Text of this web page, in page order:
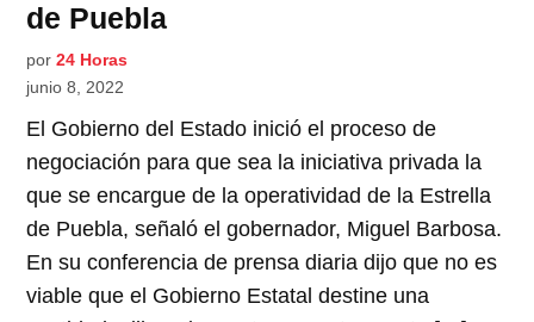
de Puebla
por 24 Horas
junio 8, 2022
El Gobierno del Estado inició el proceso de
negociación para que sea la iniciativa privada la
que se encargue de la operatividad de la Estrella
de Puebla, señaló el gobernador, Miguel Barbosa.
En su conferencia de prensa diaria dijo que no es
viable que el Gobierno Estatal destine una